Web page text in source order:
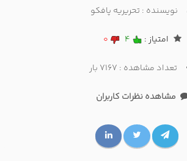
ارزیابی عملکرد آموزشی استفاده می‌شود.
نویسنده : تحریریه پافکو
امتیاز : 4
0
تعداد مشاهده : 7167 بار
مشاهده نظرات کاربران